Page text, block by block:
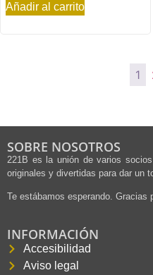
Añadir al carrito
1
SOBRE NOSOTROS
221B es la unión de varios
originales y divertidas para dar un
Te estábamos esperando. Gracias
INFORMACIÓN
Accesibilidad
Aviso legal